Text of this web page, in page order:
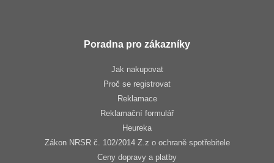
Poradna pro zákazníky
Jak nakupovat
Proč se registrovat
Reklamace
Reklamační formulář
Heureka
Zákon NRSR č. 102/2014 Z.z o ochraně spotřebitele
Ceny dopravy a platby